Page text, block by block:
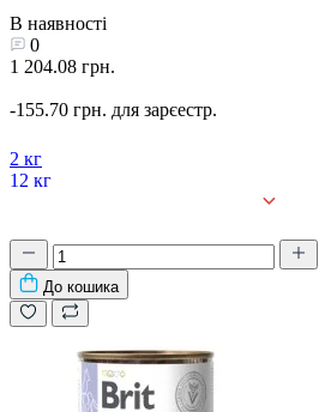
В наявності
0
1 204.08 грн.
-155.70 грн. для зарєестр.
2 кг
12 кг
До кошика